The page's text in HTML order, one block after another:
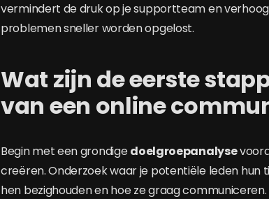
vermindert de druk op je supportteam en
problemen sneller worden opgelost.
Wat zijn de eerste
van een online
Begin met een grondigedoelgroepanalyse
creëren. Onderzoek waar je potentiële leden
hen bezighouden en hoe ze graag communiceren.